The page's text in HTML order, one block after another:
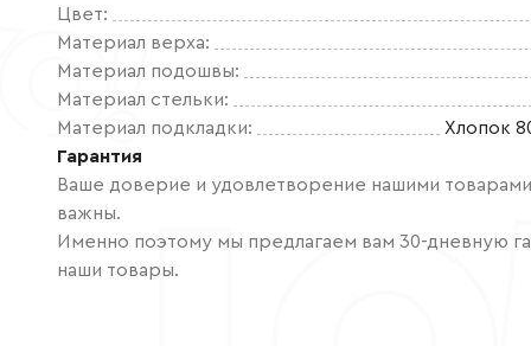
Цвет:
Материал верха:
Материал подошвы:
Материал стельки:
Материал подкладки:
Хлопок
Гарантия
Ваше доверие и удовлетворение нашими товарами
важны.
Именно поэтому мы предлагаем вам 30-дневную
наши товары.